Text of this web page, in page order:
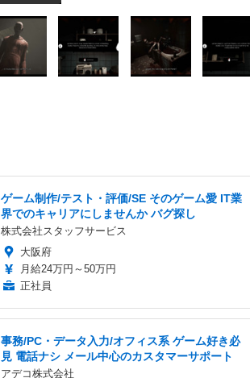
ゲーム制作/テスト・評価/SE そのゲーム愛 IT業
界でのキャリアにしませんか バグ探し
株式会社スタッフサービス
大阪府
月給24万円～50万円
正社員
事務/PC・データ入力/オフィス系 ゲーム好き必
見 電話ナシ メール中心のカスタマーサポート
アデコ株式会社